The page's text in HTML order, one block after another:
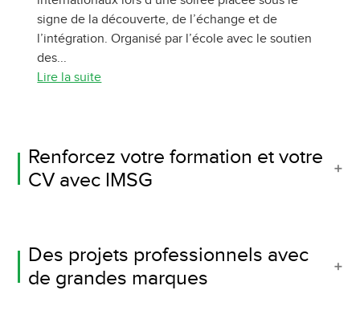
signe de la découverte, de l’échange et de
l’intégration. Organisé par l’école avec le soutien
des...
Lire la suite
Renforcez votre formation et votre
CV avec IMSG
Des projets professionnels avec
de grandes marques